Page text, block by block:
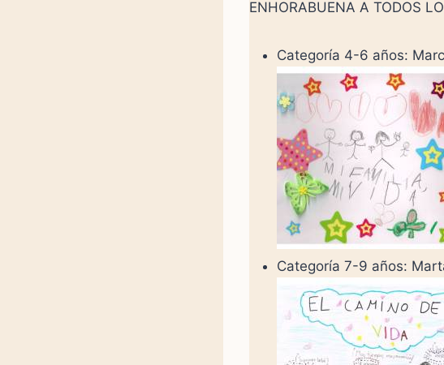
ENHORABUENA A TODOS
Categoría 4-6 años:
Categoría 7-9 años: